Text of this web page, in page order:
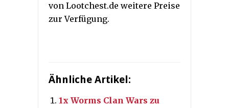
von Lootchest.de weitere Preise
zur Verfügung.
Ähnliche Artikel:
1x Worms Clan Wars zu